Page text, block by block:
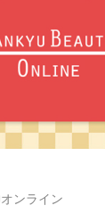
ンライン